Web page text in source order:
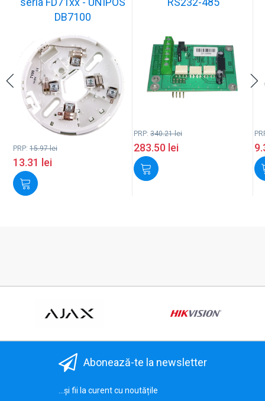
DB7100
PRP: 15.97lei
13.31 lei
PRP: 340.21lei
283.50 lei
Abonează-te la newsletter
...și fii la curent cu noutățile